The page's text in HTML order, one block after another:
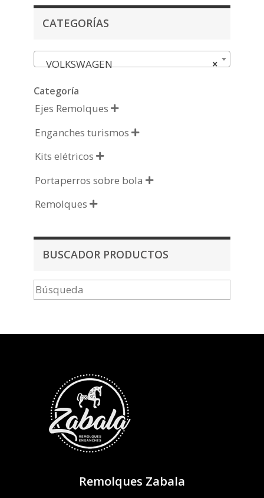
CATEGORÍAS
×
VOLKSWAGEN
Categoría
Ejes Remolques 
Enganches turismos 
Kits elétricos 
Portaperros sobre bola 
Remolques 
BUSCADOR PRODUCTOS
Remolques Zabala